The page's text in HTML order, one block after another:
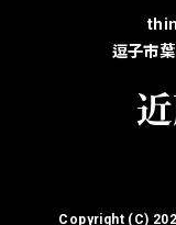
逗子市
Copyright (C)